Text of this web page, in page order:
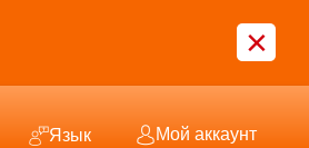
×
Язык Мой аккаунт